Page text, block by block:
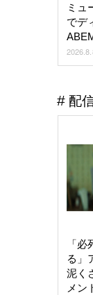
ミュ
でデ
配
「
る」
泥く
メン